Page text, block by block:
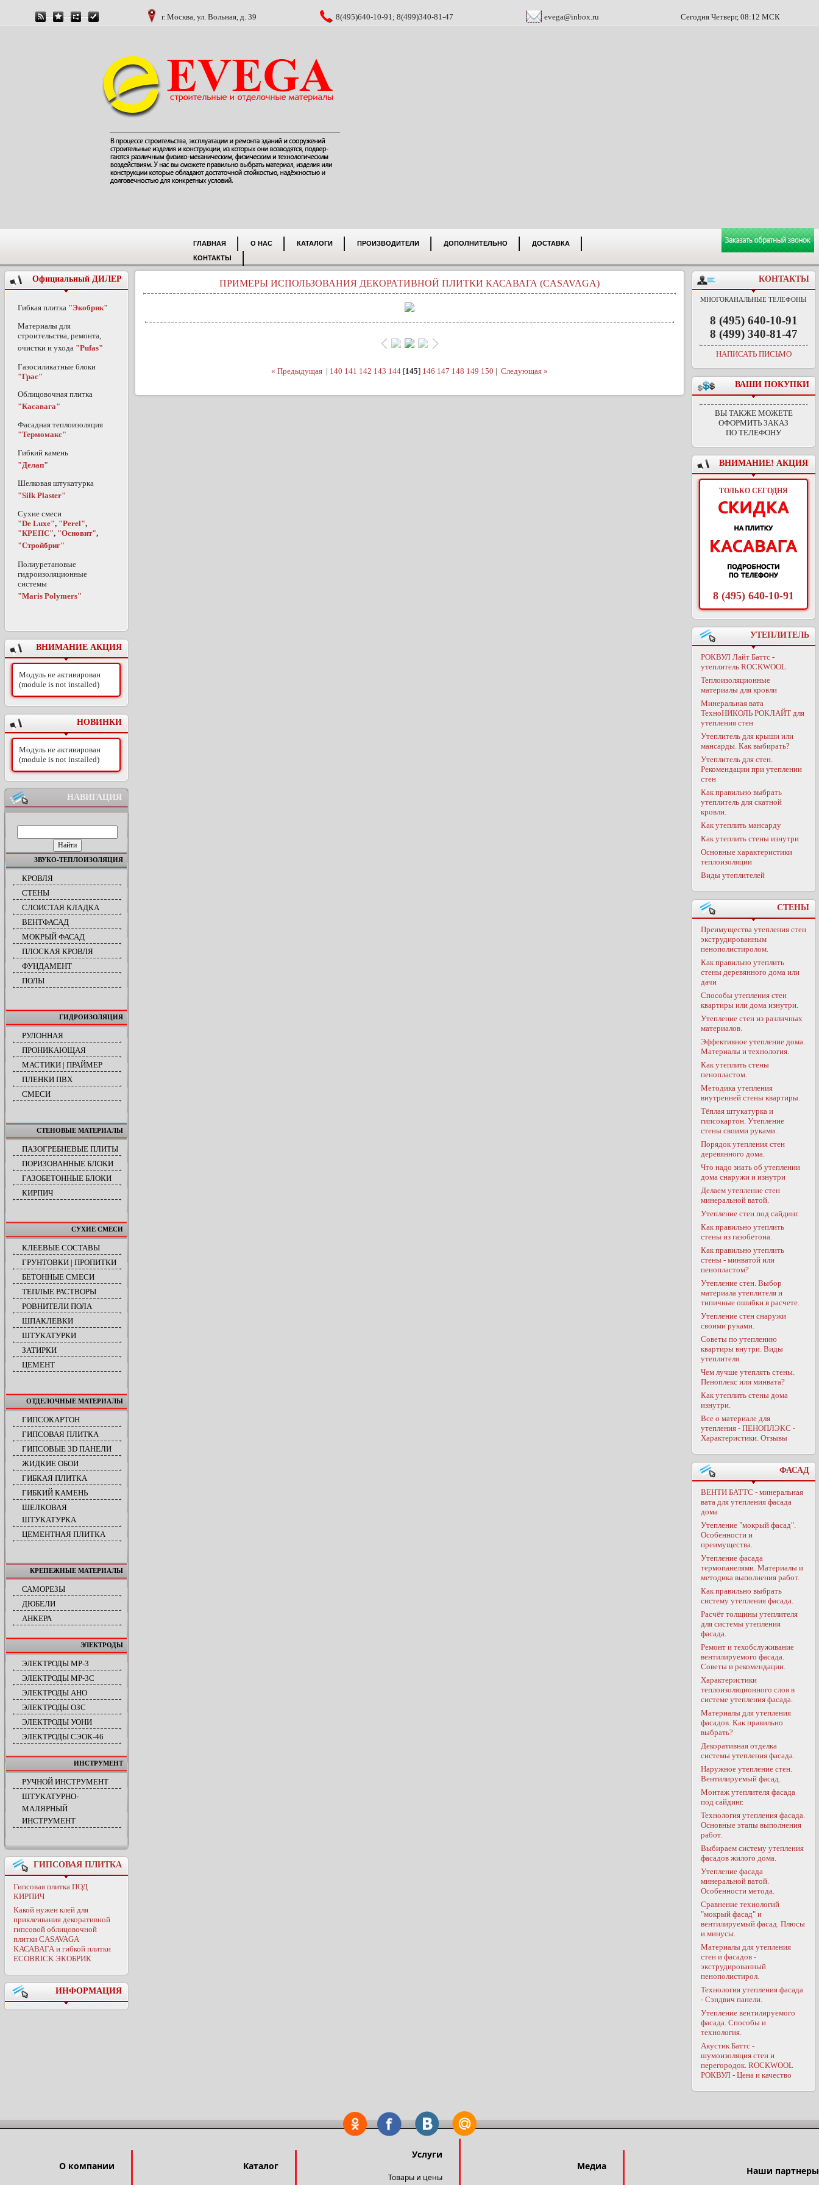
г. Москва, ул. Вольная, д. 39 8(495)640-10-91; 8(499)340-81-47 evega@inbox.ru Сегодня Четверг, 08:12 МСК
ГЛАВНАЯ О НАС КАТАЛОГИ ПРОИЗВОДИТЕЛИ ДОПОЛНИТЕЛЬНО
ДОСТАВКА
КОНТАКТЫ
Официальный ДИЛЕР
Гибкая плитка "Экобрик"
Материалы для
строительства, ремонта,
очистки и ухода "Pufas"
Газосиликатные блоки
"Грас"
Облицовочная плитка
"Касавага"
Фасадная теплоизоляция
"Термомакс"
Гибкий камень
"Делап"
Шелковая штукатурка
"Silk Plaster"
Сухие смеси
"De Luxe", "Perel",
"КРЕПС", "Основит",
"Стройбриг"
Полиуретановые
гидроизоляционные
системы
"Maris Polymers"
ВНИМАНИЕ АКЦИЯ
Модуль не активирован
(module is not installed)
НОВИНКИ
Модуль не активирован
(module is not installed)
НАВИГАЦИЯ
ЗВУКО-ТЕПЛОИЗОЛЯЦИЯ
КРОВЛЯ
СТЕНЫ
СЛОИСТАЯ КЛАДКА
ВЕНТФАСАД
МОКРЫЙ ФАСАД
ПЛОСКАЯ КРОВЛЯ
ФУНДАМЕНТ
ПОЛЫ
ГИДРОИЗОЛЯЦИЯ
РУЛОННАЯ
ПРОНИКАЮЩАЯ
МАСТИКИ | ПРАЙМЕР
ПЛЕНКИ ПВХ
СМЕСИ
СТЕНОВЫЕ МАТЕРИАЛЫ
ПАЗОГРЕБНЕВЫЕ ПЛИТЫ
ПОРИЗОВАННЫЕ БЛОКИ
ГАЗОБЕТОННЫЕ БЛОКИ
КИРПИЧ
СУХИЕ СМЕСИ
КЛЕЕВЫЕ СОСТАВЫ
ГРУНТОВКИ | ПРОПИТКИ
БЕТОННЫЕ СМЕСИ
ТЕПЛЫЕ РАСТВОРЫ
РОВНИТЕЛИ ПОЛА
ШПАКЛЕВКИ
ШТУКАТУРКИ
ЗАТИРКИ
ЦЕМЕНТ
ОТДЕЛОЧНЫЕ МАТЕРИАЛЫ
ГИПСОКАРТОН
ГИПСОВАЯ ПЛИТКА
ГИПСОВЫЕ 3D ПАНЕЛИ
ЖИДКИЕ ОБОИ
ГИБКАЯ ПЛИТКА
ГИБКИЙ КАМЕНЬ
ШЕЛКОВАЯ
ШТУКАТУРКА
ЦЕМЕНТНАЯ ПЛИТКА
КРЕПЕЖНЫЕ МАТЕРИАЛЫ
САМОРЕЗЫ
ДЮБЕЛИ
АНКЕРА
ЭЛЕКТРОДЫ
ЭЛЕКТРОДЫ МР-3
ЭЛЕКТРОДЫ МР-3С
ЭЛЕКТРОДЫ АНО
ЭЛЕКТРОДЫ ОЗС
ЭЛЕКТРОДЫ УОНИ
ЭЛЕКТРОДЫ СЭОК-46
ИНСТРУМЕНТ
РУЧНОЙ ИНСТРУМЕНТ
ШТУКАТУРНО-
МАЛЯРНЫЙ
ИНСТРУМЕНТ
ГИПСОВАЯ ПЛИТКА
Гипсовая плитка ПОД
КИРПИЧ
Какой нужен клей для
приклеивания декоративной
гипсовой облицовочной
плитки CASAVAGA
КАСАВАГА и гибкой плитки
ECOBRICK ЭКОБРИК
ИНФОРМАЦИЯ
ПРИМЕРЫ ИСПОЛЬЗОВАНИЯ ДЕКОРАТИВНОЙ ПЛИТКИ КАСАВАГА (CASAVAGA)
« Предыдущая | 140 141 142 143 144 [145] 146 147 148 149 150 | Следующая »
КОНТАКТЫ
МНОГОКАНАЛЬНЫЕ ТЕЛЕФОНЫ
8 (495) 640-10-91
8 (499) 340-81-47
НАПИСАТЬ ПИСЬМО
ВАШИ ПОКУПКИ
ВЫ ТАКЖЕ МОЖЕТЕ
ОФОРМИТЬ ЗАКАЗ
ПО ТЕЛЕФОНУ
ВНИМАНИЕ! АКЦИЯ!
ТОЛЬКО СЕГОДНЯ
8 (495) 640-10-91
УТЕПЛИТЕЛЬ
РОКВУЛ Лайт Баттс -
утеплитель ROCKWOOL
Теплоизоляционные
материалы для кровли
Минеральная вата
ТехноНИКОЛЬ РОКЛАЙТ для
утепления стен
Утеплитель для крыши или
мансарды. Как выбирать?
Утеплитель для стен.
Рекомендации при утеплении
стен
Как правильно выбрать
утеплитель для скатной
кровли.
Как утеплить мансарду
Как утеплить стены изнутри
Основные характеристики
теплоизоляции
Виды утеплителей
СТЕНЫ
Преимущества утепления стен
экструдированным
пенополистиролом.
Как правильно утеплить
стены деревянного дома или
дачи
Способы утепления стен
квартиры или дома изнутри.
Утепление стен из различных
материалов.
Эффективное утепление дома.
Материалы и технология.
Как утеплить стены
пенопластом.
Методика утепления
внутренней стены квартиры.
Тёплая штукатурка и
гипсокартон. Утепление
стены своими руками.
Порядок утепления стен
деревянного дома.
Что надо знать об утеплении
дома снаружи и изнутри
Делаем утепление стен
минеральной ватой.
Утепление стен под сайдинг.
Как правильно утеплить
стены из газобетона.
Как правильно утеплить
стены - минватой или
пенопластом?
Утепление стен. Выбор
материала утеплителя и
типичные ошибки в расчете.
Утепление стен снаружи
своими руками.
Советы по утеплению
квартиры внутри. Виды
утеплителя.
Чем лучше утеплять стены.
Пеноплекс или минвата?
Как утеплить стены дома
изнутри.
Все о материале для
утепления - ПЕНОПЛЭКС -
Характеристики. Отзывы
ФАСАД
ВЕНТИ БАТТС - минеральная
вата для утепления фасада
дома
Утепление "мокрый фасад".
Особенности и
преимущества.
Утепление фасада
термопанелями. Материалы и
методика выполнения работ.
Как правильно выбрать
систему утепления фасада.
Расчёт толщины утеплителя
для системы утепления
фасада.
Ремонт и техобслуживание
вентилируемого фасада.
Советы и рекомендации.
Характеристики
теплоизоляционного слоя в
системе утепления фасада.
Материалы для утепления
фасадов. Как правильно
выбрать?
Декоративная отделка
системы утепления фасада.
Наружное утепление стен.
Вентилируемый фасад.
Монтаж утеплителя фасада
под сайдинг.
Технология утепления фасада.
Основные этапы выполнения
работ.
Выбираем систему утепления
фасадов жилого дома.
Утепление фасада
минеральной ватой.
Особенности метода.
Сравнение технологий
"мокрый фасад" и
вентилируемый фасад. Плюсы
и минусы.
Материалы для утепления
стен и фасадов -
экструдированный
пенополистирол.
Технология утепления фасада
- Сэндвич панели.
Утепление вентилируемого
фасада. Способы и
технология.
Акустик Баттс -
шумоизоляция стен и
перегородок. ROCKWOOL
РОКВУЛ - Цена и качество
О компании Каталог
Услуги
Товары и цены
Медиа Наши партнеры